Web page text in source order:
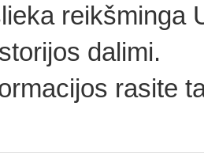
reikšminga
dalimi.
rasite